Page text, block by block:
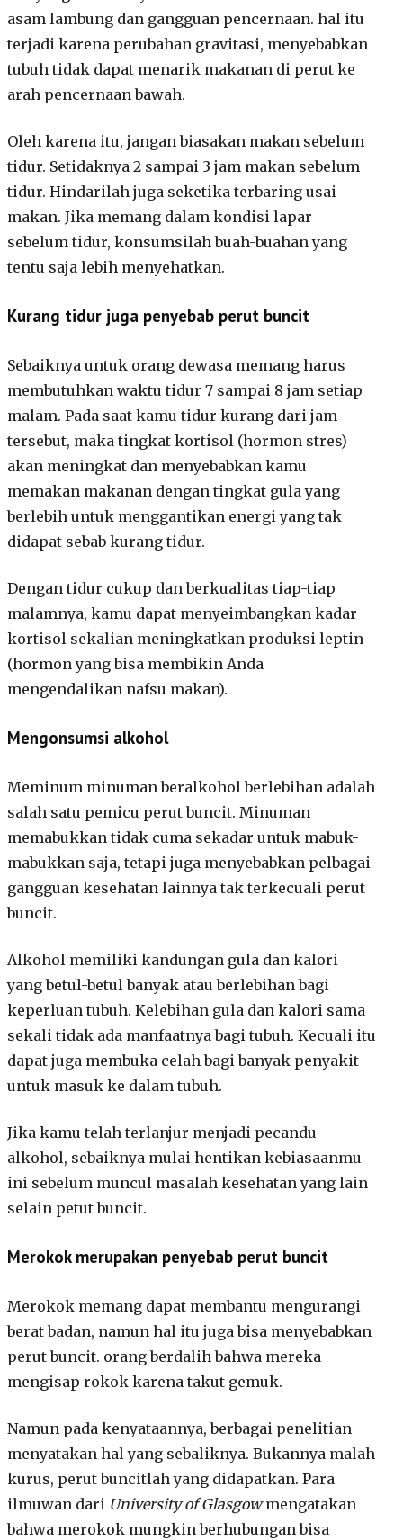
asam lambung dan gangguan pencernaan. hal itu
terjadi karena perubahan gravitasi, menyebabkan
tubuh tidak dapat menarik makanan di perut ke
arah pencernaan bawah.
Oleh karena itu, jangan biasakan makan sebelum
tidur. Setidaknya 2 sampai 3 jam makan sebelum
tidur. Hindarilah juga seketika terbaring usai
makan. Jika memang dalam kondisi lapar
sebelum tidur, konsumsilah buah-buahan yang
tentu saja lebih menyehatkan.
Kurang tidur juga penyebab perut buncit
Sebaiknya untuk orang dewasa memang harus
membutuhkan waktu tidur 7 sampai 8 jam setiap
malam. Pada saat kamu tidur kurang dari jam
tersebut, maka tingkat kortisol (hormon stres)
akan meningkat dan menyebabkan kamu
memakan makanan dengan tingkat gula yang
berlebih untuk menggantikan energi yang tak
didapat sebab kurang tidur.
Dengan tidur cukup dan berkualitas tiap-tiap
malamnya, kamu dapat menyeimbangkan kadar
kortisol sekalian meningkatkan produksi leptin
(hormon yang bisa membikin Anda
mengendalikan nafsu makan).
Mengonsumsi alkohol
Meminum minuman beralkohol berlebihan adalah
salah satu pemicu perut buncit. Minuman
memabukkan tidak cuma sekadar untuk mabuk-
mabukkan saja, tetapi juga menyebabkan pelbagai
gangguan kesehatan lainnya tak terkecuali perut
buncit.
Alkohol memiliki kandungan gula dan kalori
yang betul-betul banyak atau berlebihan bagi
keperluan tubuh. Kelebihan gula dan kalori sama
sekali tidak ada manfaatnya bagi tubuh. Kecuali itu
dapat juga membuka celah bagi banyak penyakit
untuk masuk ke dalam tubuh.
Jika kamu telah terlanjur menjadi pecandu
alkohol, sebaiknya mulai hentikan kebiasaanmu
ini sebelum muncul masalah kesehatan yang lain
selain petut buncit.
Merokok merupakan penyebab perut buncit
Merokok memang dapat membantu mengurangi
berat badan, namun hal itu juga bisa menyebabkan
perut buncit. orang berdalih bahwa mereka
mengisap rokok karena takut gemuk.
Namun pada kenyataannya, berbagai penelitian
menyatakan hal yang sebaliknya. Bukannya malah
kurus, perut buncitlah yang didapatkan. Para
ilmuwan dari University of Glasgowmengatakan
bahwa merokok mungkin berhubungan bisa